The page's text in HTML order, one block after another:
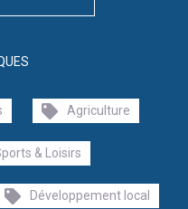
Agriculture
& Loisirs
Développement local